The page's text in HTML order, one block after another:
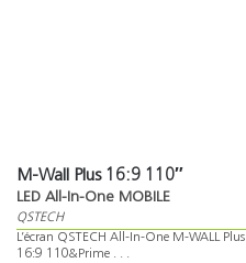
M-Wall Plus 16:9 110″
LED All-In-One MOBILE
QSTECH
L’écran QSTECH All-In-One M-WALL Plus
16:9 110&Prime . . .